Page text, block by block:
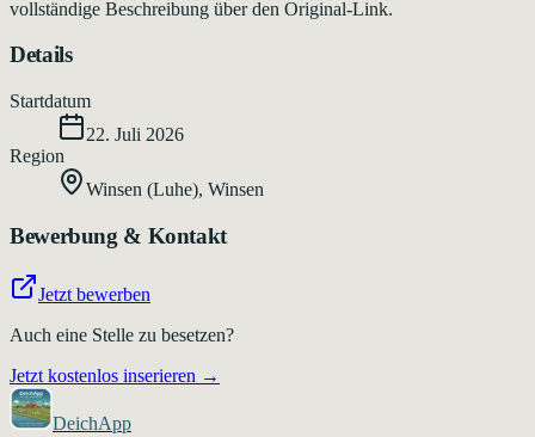
vollständige Beschreibung über den Original-Link.
Details
Startdatum
22. Juli 2026
Region
Winsen (Luhe), Winsen
Bewerbung & Kontakt
Jetzt bewerben
Auch eine Stelle zu besetzen?
Jetzt kostenlos inserieren →
DeichApp